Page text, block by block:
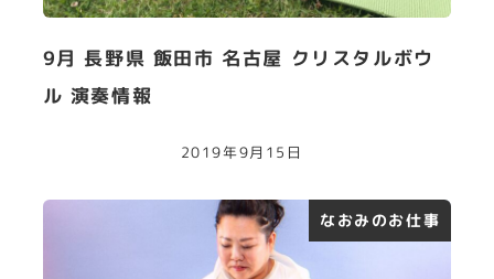
9月 長野県 飯田市 名古屋 クリスタルボウ
ル 演奏情報
2019年9月15日
なおみのお仕事